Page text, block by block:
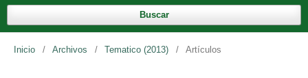
Buscar
Inicio / Archivos / Tematico (2013) / Artículos